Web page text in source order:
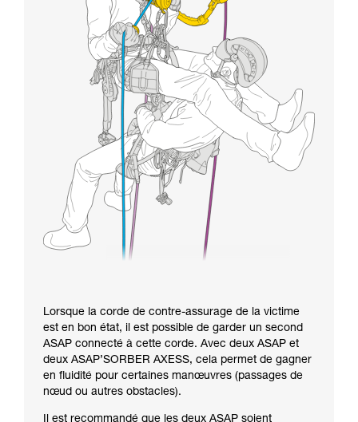
Lorsque la corde de contre-assurage de la victime
est en bon état, il est possible de garder un second
ASAP connecté à cette corde. Avec deux ASAP et
deux ASAP’SORBER AXESS, cela permet de gagner
en fluidité pour certaines manœuvres (passages de
nœud ou autres obstacles).